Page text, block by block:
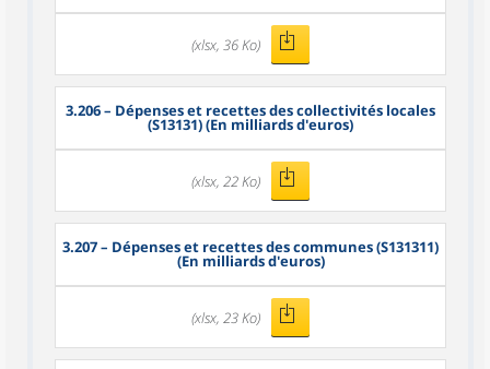
(xlsx, 36 Ko)
3.206– Dépenses et recettes des collectivités locales
(S13131) (En milliards d'euros)
(xlsx, 22 Ko)
3.207– Dépenses et recettes des communes (S131311)
(En milliards d'euros)
(xlsx, 23 Ko)